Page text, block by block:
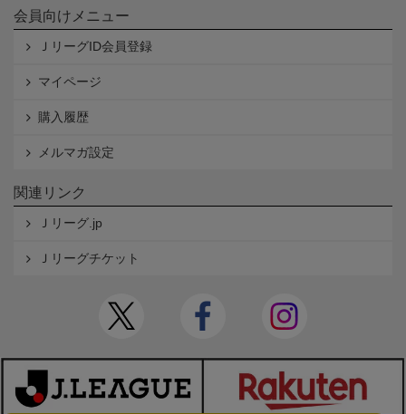
会員向けメニュー
ＪリーグID会員登録
マイページ
購入履歴
メルマガ設定
関連リンク
Ｊリーグ.jp
Ｊリーグチケット